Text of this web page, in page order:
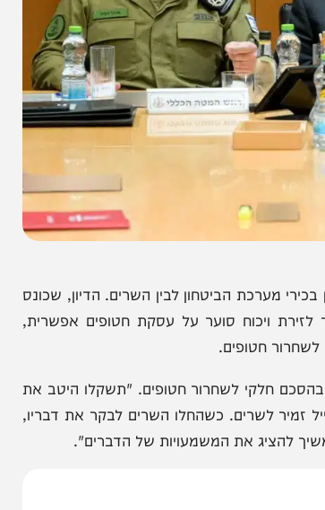
הביטחון לבין השרים. הדיון, שכונס
ויכוח סוער על עסקת חטופים אפשרית,
חטופים.
חלקי לשחרור חטופים. "תשקלו היטב את